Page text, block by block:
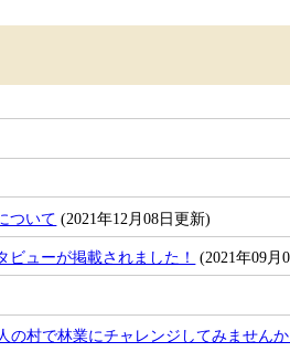
ついて (2021年12月08日更新)
ビューが掲載されました！ (2021年09月
の村で林業にチャレンジしてみませんか